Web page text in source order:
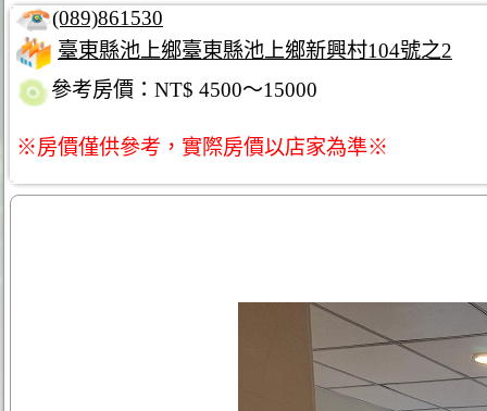
(089)861530
臺東縣池上鄉臺東縣池上鄉新興村104號之2
參考房價：NT$ 4500～15000
※房價僅供參考，實際房價以店家為準※